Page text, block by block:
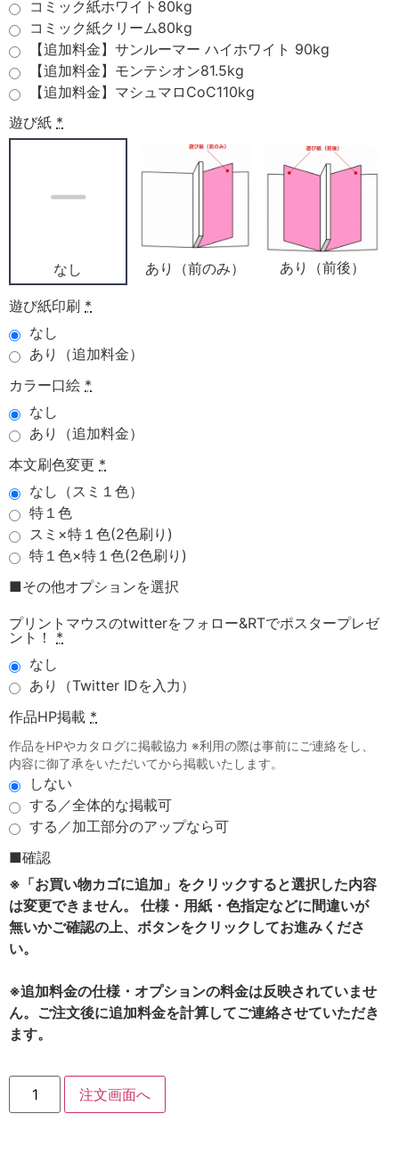
コミック紙ホワイト80kg
コミック紙クリーム80kg
【追加料金】サンルーマー ハイホワイト 90kg
【追加料金】モンテシオン81.5kg
【追加料金】マシュマロCoC110kg
遊び紙 *
なし あり（前のみ） あり（前後）
遊び紙印刷 *
なし
あり（追加料金）
カラー口絵 *
なし
あり（追加料金）
本文刷色変更 *
なし（スミ１色）
特１色
スミ×特１色(2色刷り)
特１色×特１色(2色刷り)
■その他オプションを選択
プリントマウスのtwitterをフォロー&RTでポスタープレゼ
ント！
*
なし
あり（Twitter IDを入力）
作品HP掲載 *
作品をHPやカタログに掲載協力 ※利用の際は事前にご連絡をし、
内容に御了承をいただいてから掲載いたします。
しない
する／全体的な掲載可
する／加工部分のアップなら可
■確認
※「お買い物カゴに追加」をクリックすると選択した内容
は変更できません。 仕様・用紙・色指定などに間違いが
無いかご確認の上、ボタンをクリックしてお進みくださ
い。
※追加料金の仕様・オプションの料金は反映されていませ
ん。ご注文後に追加料金を計算してご連絡させていただき
ます。
注文画面へ